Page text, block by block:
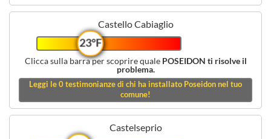
Castello Cabiaglio
23°F
Clicca sulla barra per scoprire quale POSEIDON ti risolve il
problema.
Leggi le0testimonianze di chi ha installato Poseidon nel tuo
comune!
Castelseprio